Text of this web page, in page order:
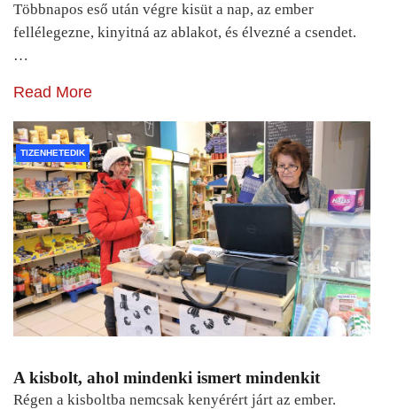
Többnapos eső után végre kisüt a nap, az ember
fellélegezne, kinyitná az ablakot, és élvezné a csendet.
…
Read More
TIZENHETEDIK
A kisbolt, ahol mindenki ismert mindenkit
Régen a kisboltba nemcsak kenyérért járt az ember.